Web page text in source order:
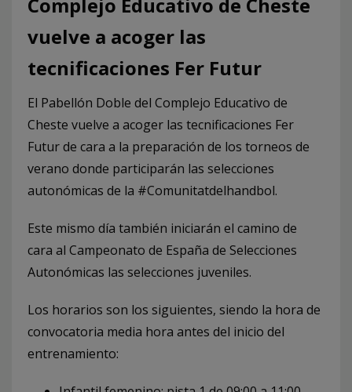
vuelve a acoger las
tecnificaciones Fer Futur
El Pabellón Doble del Complejo Educativo de
Cheste vuelve a acoger las tecnificaciones Fer
Futur de cara a la preparación de los torneos de
verano donde participarán las selecciones
autonómicas de la #Comunitatdelhandbol.
Este mismo día también iniciarán el camino de
cara al Campeonato de España de Selecciones
Autonómicas las selecciones juveniles.
Los horarios son los siguientes, siendo la hora de
convocatoria media hora antes del inicio del
entrenamiento: